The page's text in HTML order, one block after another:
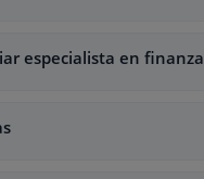
especialista en